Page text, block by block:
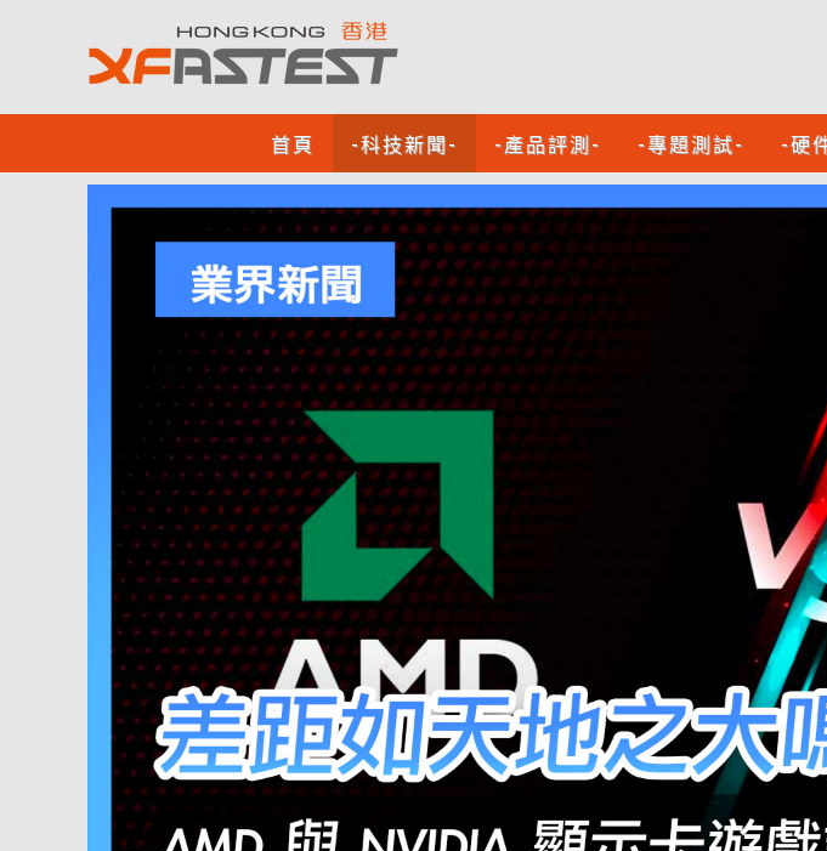
首頁 -科技新聞- -產品評測- -專題測試- -硬